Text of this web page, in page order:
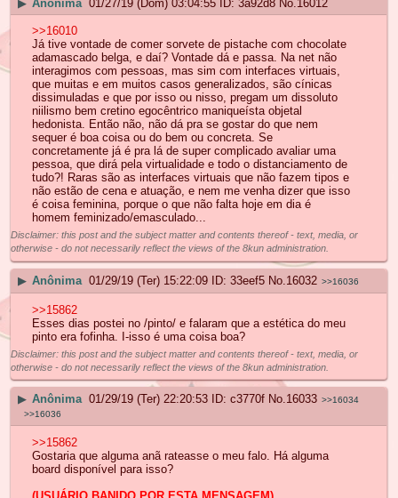
▶ Anônima 01/27/19 (Dom) 03:04:55 3a92d8 No. 16012
>>16010
Já tive vontade de comer sorvete de pistache com chocolate
adamascado belga, e daí? Vontade dá e passa. Na net não
interagimos com pessoas, mas sim com interfaces virtuais,
que muitas e em muitos casos generalizados, são cínicas
dissimuladas e que por isso ou nisso, pregam um dissoluto
niilismo bem cretino egocêntrico maniqueísta objetal
hedonista. Então não, não dá pra se gostar do que nem
sequer é boa coisa ou do bem ou concreta. Se
concretamente já é pra lá de super complicado avaliar uma
pessoa, que dirá pela virtualidade e todo o distanciamento de
tudo?! Raras são as interfaces virtuais que não fazem tipos e
não estão de cena e atuação, e nem me venha dizer que isso
é coisa feminina, porque o que não falta hoje em dia é
homem feminizado/emasculado...
Disclaimer: this post and the subject matter and contents thereof - text, media, or
otherwise - do not necessarily reflect the views of the 8kun administration.
▶ Anônima 01/29/19 (Ter) 15:22:09 33eef5 No.16032 >>16036
>>15862
Esses dias postei no /pinto/ e falaram que a estética do meu
pinto era fofinha. I-isso é uma coisa boa?
Disclaimer: this post and the subject matter and contents thereof - text, media, or
otherwise - do not necessarily reflect the views of the 8kun administration.
▶ Anônima 01/29/19 (Ter) 22:20:53 c3770f No.16033 >>16034
>>16036
>>15862
Gostaria que alguma anã rateasse o meu falo. Há alguma
board disponível para isso?